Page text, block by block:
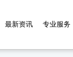
最新资讯 专业服务